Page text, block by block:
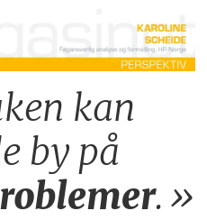
kan
by på
.»